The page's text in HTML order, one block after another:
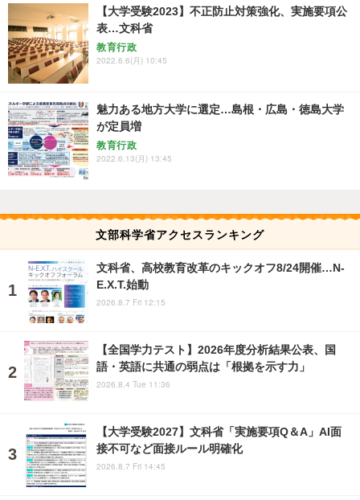
【大学受験2023】不正防止対策強化、実施要項公
表…文科省
教育行政
2022.6.6(月) 10:45
魅力ある地方大学に選定…島根・広島・徳島大学
が定員増
教育行政
2022.6.13(月) 13:45
文部科学省アクセスランキング
文科省、高校教育改革のキックオフ8/24開催…N-
E.X.T.始動
2026.8.7 Fri 12:15
【全国学力テスト】2026年度分析結果公表、国
語・英語に共通の弱点は「根拠を示す力」
2026.8.4 Tue 11:36
【大学受験2027】文科省「実施要項Q＆A」AI面
接不可など面接ルール明確化
2026.8.7 Fri 14:45